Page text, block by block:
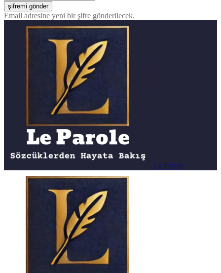
Email adresine yeni bir şifre gönderilecek.
Le Parole